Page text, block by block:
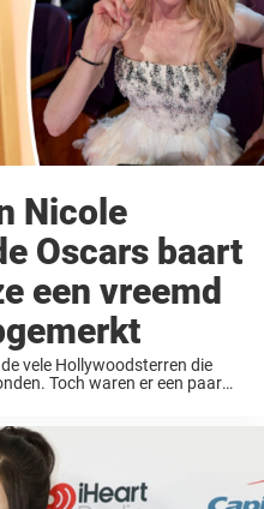
Nicole
Oscars baart
een vreemd
vele Hollywoodsterren die
Toch waren er een paar